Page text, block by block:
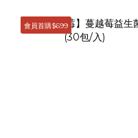
會員首購$699